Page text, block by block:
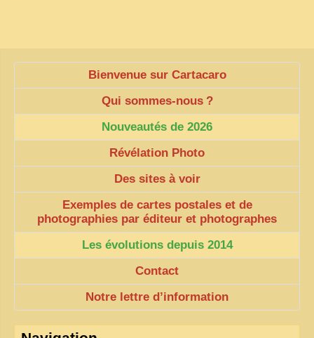
Bienvenue sur Cartacaro
Qui sommes-nous ?
Nouveautés de 2026
Révélation Photo
Des sites à voir
Exemples de cartes postales et de
photographies par éditeur et photographes
Les évolutions depuis 2014
Contact
Notre lettre d’information